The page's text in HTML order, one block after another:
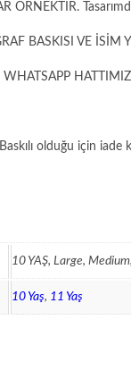
ÖRNEKTİR.
BASKISI VE İSİM
WHATSAPP
Baskılı olduğu için
10 YAŞ, Large,
10 Yaş, 11 Yaş